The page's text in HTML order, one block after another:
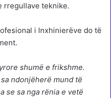
rregullave teknike.
i Inxhinierëve do të
shumë e frikshme.
ndonjëherë mund të
se sa nga rënia e vetë